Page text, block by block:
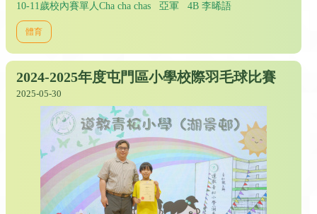
10-11歲校內賽單人Cha cha chas 亞軍 4B 李晞語
體育
2024-2025年度屯門區小學校際羽毛球比賽
2025-05-30